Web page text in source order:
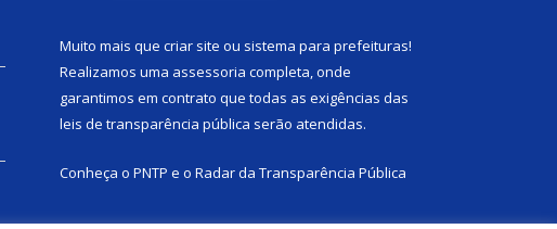
Muito mais que criar site ou sistema para prefeituras!
Realizamos uma assessoria completa, onde
garantimos em contrato que todas as exigências das
leis de transparência pública serão atendidas.
Conheça o PNTP e o Radar da Transparência Pública